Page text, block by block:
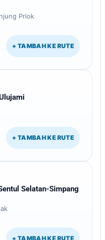
Priok
+ TAMBAH KE RUTE
+ TAMBAH KE RUTE
Selatan-Simpang
+ TAMBAH KE RUTE